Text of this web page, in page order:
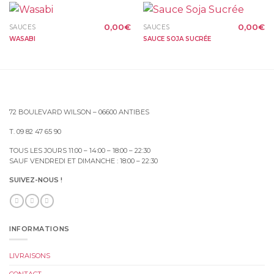
SAUCES
WASABI
0,00€
SAUCES
SAUCE SOJA SUCRÉE
0,00€
72 BOULEVARD WILSON – 06600 ANTIBES
T. 09 82 47 65 90
TOUS LES JOURS 11:00 – 14:00 – 18:00 – 22:30
SAUF VENDREDI ET DIMANCHE : 18:00 – 22:30
SUIVEZ-NOUS !
INFORMATIONS
LIVRAISONS